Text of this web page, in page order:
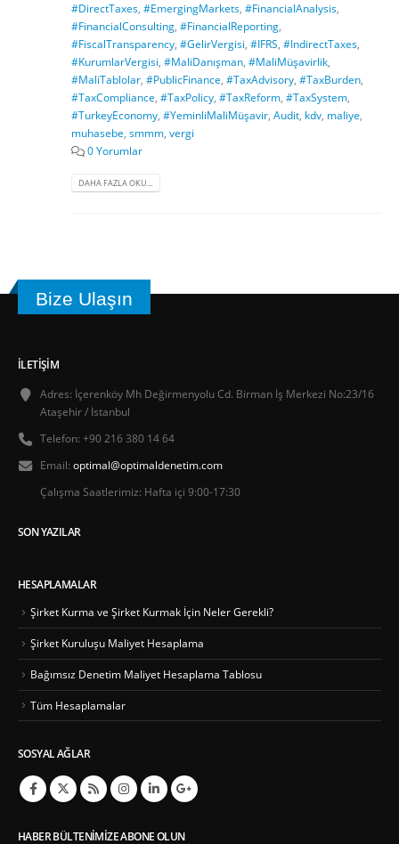
#DirectTaxes #EmergingMarkets #FinancialAnalysis
#FinancialConsulting #FinancialReporting
#FiscalTransparency #GelirVergisi #IFRS #IndirectTaxes
#KurumlarVergisi #MaliDanışman #MaliMüşavirlik
#MaliTablolar #PublicFinance #TaxAdvisory #TaxBurden
#TaxCompliance #TaxPolicy #TaxReform #TaxSystem
#TurkeyEconomy #YeminliMaliMüşavir Audit kdv maliye
muhasebe smmm vergi
0 Yorumlar
DAHA FAZLA OKU...
Bize Ulaşın
İLETIŞIM
Adres: İçerenköy Mh Değirmenyolu Cd. Birman İş Merkezi No:23/16
Ataşehir / İstanbul
Telefon: +90 216 380 14 64
Email: optimal@optimaldenetim.com
Çalışma Saatlerimiz: Hafta içi 9:00-17:30
SON YAZILAR
HESAPLAMALAR
Şirket Kurma ve Şirket Kurmak İçin Neler Gerekli?
Şirket Kuruluşu Maliyet Hesaplama
Bağımsız Denetim Maliyet Hesaplama Tablosu
Tüm Hesaplamalar
SOSYAL AĞLAR
HABER BÜLTENIMIZE ABONE OLUN